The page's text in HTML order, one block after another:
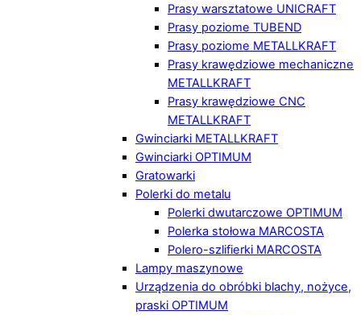
Prasy warsztatowe UNICRAFT
Prasy poziome TUBEND
Prasy poziome METALLKRAFT
Prasy krawędziowe mechaniczne
METALLKRAFT
Prasy krawędziowe CNC
METALLKRAFT
Gwinciarki METALLKRAFT
Gwinciarki OPTIMUM
Gratowarki
Polerki do metalu
Polerki dwutarczowe OPTIMUM
Polerka stołowa MARCOSTA
Polero-szlifierki MARCOSTA
Lampy maszynowe
Urządzenia do obróbki blachy, nożyce,
praski OPTIMUM